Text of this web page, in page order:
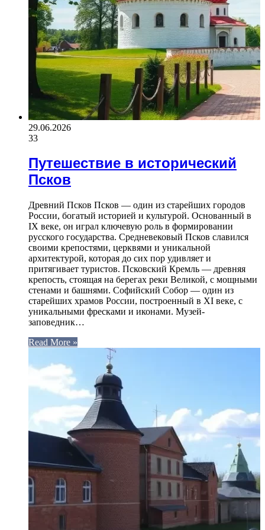
29.06.2026
33
Путешествие в исторический
Псков
Древний Псков Псков — один из старейших городов
России, богатый историей и культурой. Основанный в
IX веке, он играл ключевую роль в формировании
русского государства. Средневековый Псков славился
своими крепостями, церквями и уникальной
архитектурой, которая до сих пор удивляет и
притягивает туристов. Псковский Кремль — древняя
крепость, стоящая на берегах реки Великой, с мощными
стенами и башнями. Софийский Собор — один из
старейших храмов России, построенный в XI веке, с
уникальными фресками и иконами. Музей-
заповедник…
Read More »